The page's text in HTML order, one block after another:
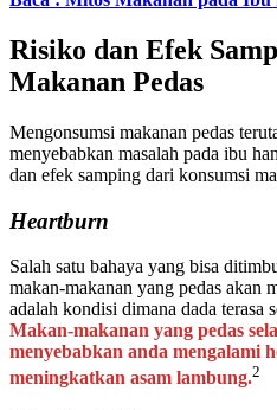
Risiko dan Efek
Makanan Pedas
Mengonsumsi makanan pedas
menyebabkan masalah pada ibu
dan efek samping dari konsumsi
Heartburn
Salah satu bahaya yang bisa
makan-makanan yang pedas akan
adalah kondisi dimana dada terasa
Makan-makanan yang pedas
menyebabkan anda mengalami
meningkatkan asam lambung.2